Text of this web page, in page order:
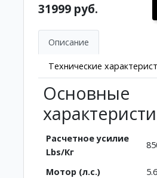
31999 руб.
Описание
Технические
Основные
Расчетное усилие
Lbs/Кг
Мотор (л.с.)
5.6